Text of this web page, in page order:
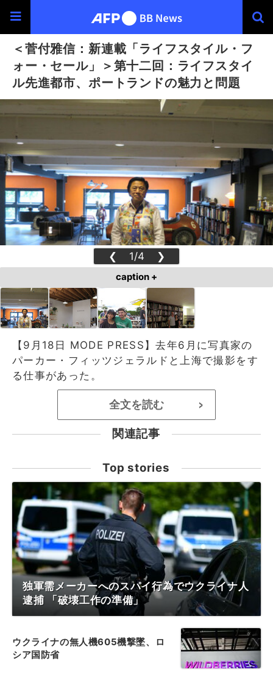
＜菅付雅信：新連載「ライフスタイル・フ
ォー・セール」＞第十二回：ライフスタイ
ル先進都市、ポートランドの魅力と問題
❮ 1/4 ❯
caption +
【9月18日 MODE PRESS】去年6月に写真家の
パーカー・フィッツジェラルドと上海で撮影をす
る仕事があった。
全文を読む >
関連記事
Top stories
独軍需メーカーへのスパイ行為でウクライナ人
逮捕 「破壊工作の準備」
ウクライナの無人機605機撃墜、ロ
シア国防省